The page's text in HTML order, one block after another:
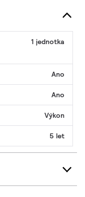
1 jednotka
Ano
Ano
Výkon
5 let